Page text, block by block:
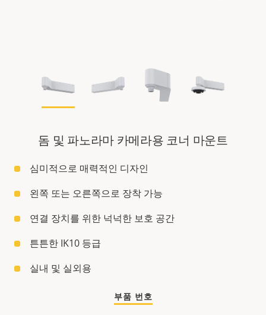
돔 및 파노라마 카메라용 코너 마운트
심미적으로 매력적인 디자인
왼쪽 또는 오른쪽으로 장착 가능
연결 장치를 위한 넉넉한 보호 공간
튼튼한 IK10 등급
실내 및 실외용
부품 번호